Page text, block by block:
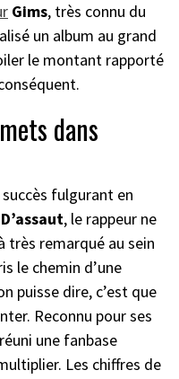
Gims, très connu du
un album au grand
le montant rapporté
dans
fulgurant en
, le rappeur ne
très remarqué au sein
le chemin d’une
puisse dire, c’est que
Reconnu pour ses
une fanbase
Les chiffres de